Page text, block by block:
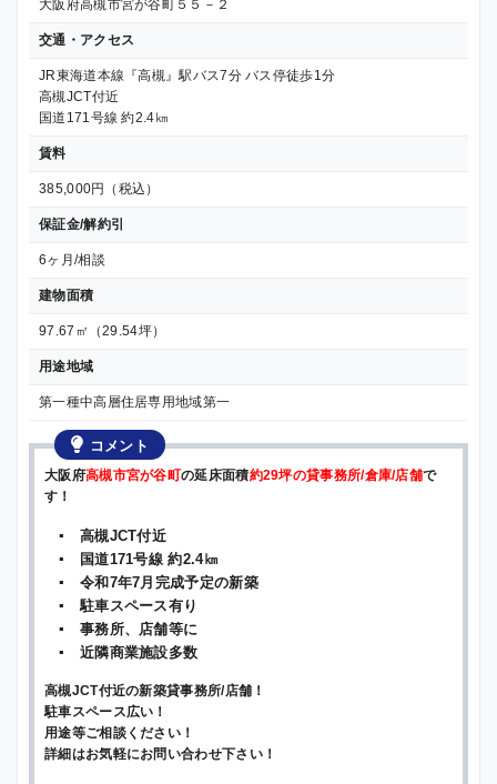
大阪府高槻市宮が谷町５５－２
交通・アクセス
JR東海道本線『高槻』駅バス7分 バス停徒歩1分
高槻JCT付近
国道171号線 約2.4㎞
賃料
385,000円（税込）
保証金/解約引
6ヶ月/相談
建物面積
97.67㎡（29.54坪）
用途地域
第一種中高層住居専用地域第一
コメント
大阪府高槻市宮が谷町の延床面積約29坪の貸事務所/倉庫/店舗で
す！
▪ 高槻JCT付近
▪ 国道171号線 約2.4㎞
▪ 令和7年7月完成予定の新築
▪ 駐車スペース有り
▪ 事務所、店舗等に
▪ 近隣商業施設多数
高槻JCT付近の新築貸事務所/店舗！
駐車スペース広い！
用途等ご相談ください！
詳細はお気軽にお問い合わせ下さい！